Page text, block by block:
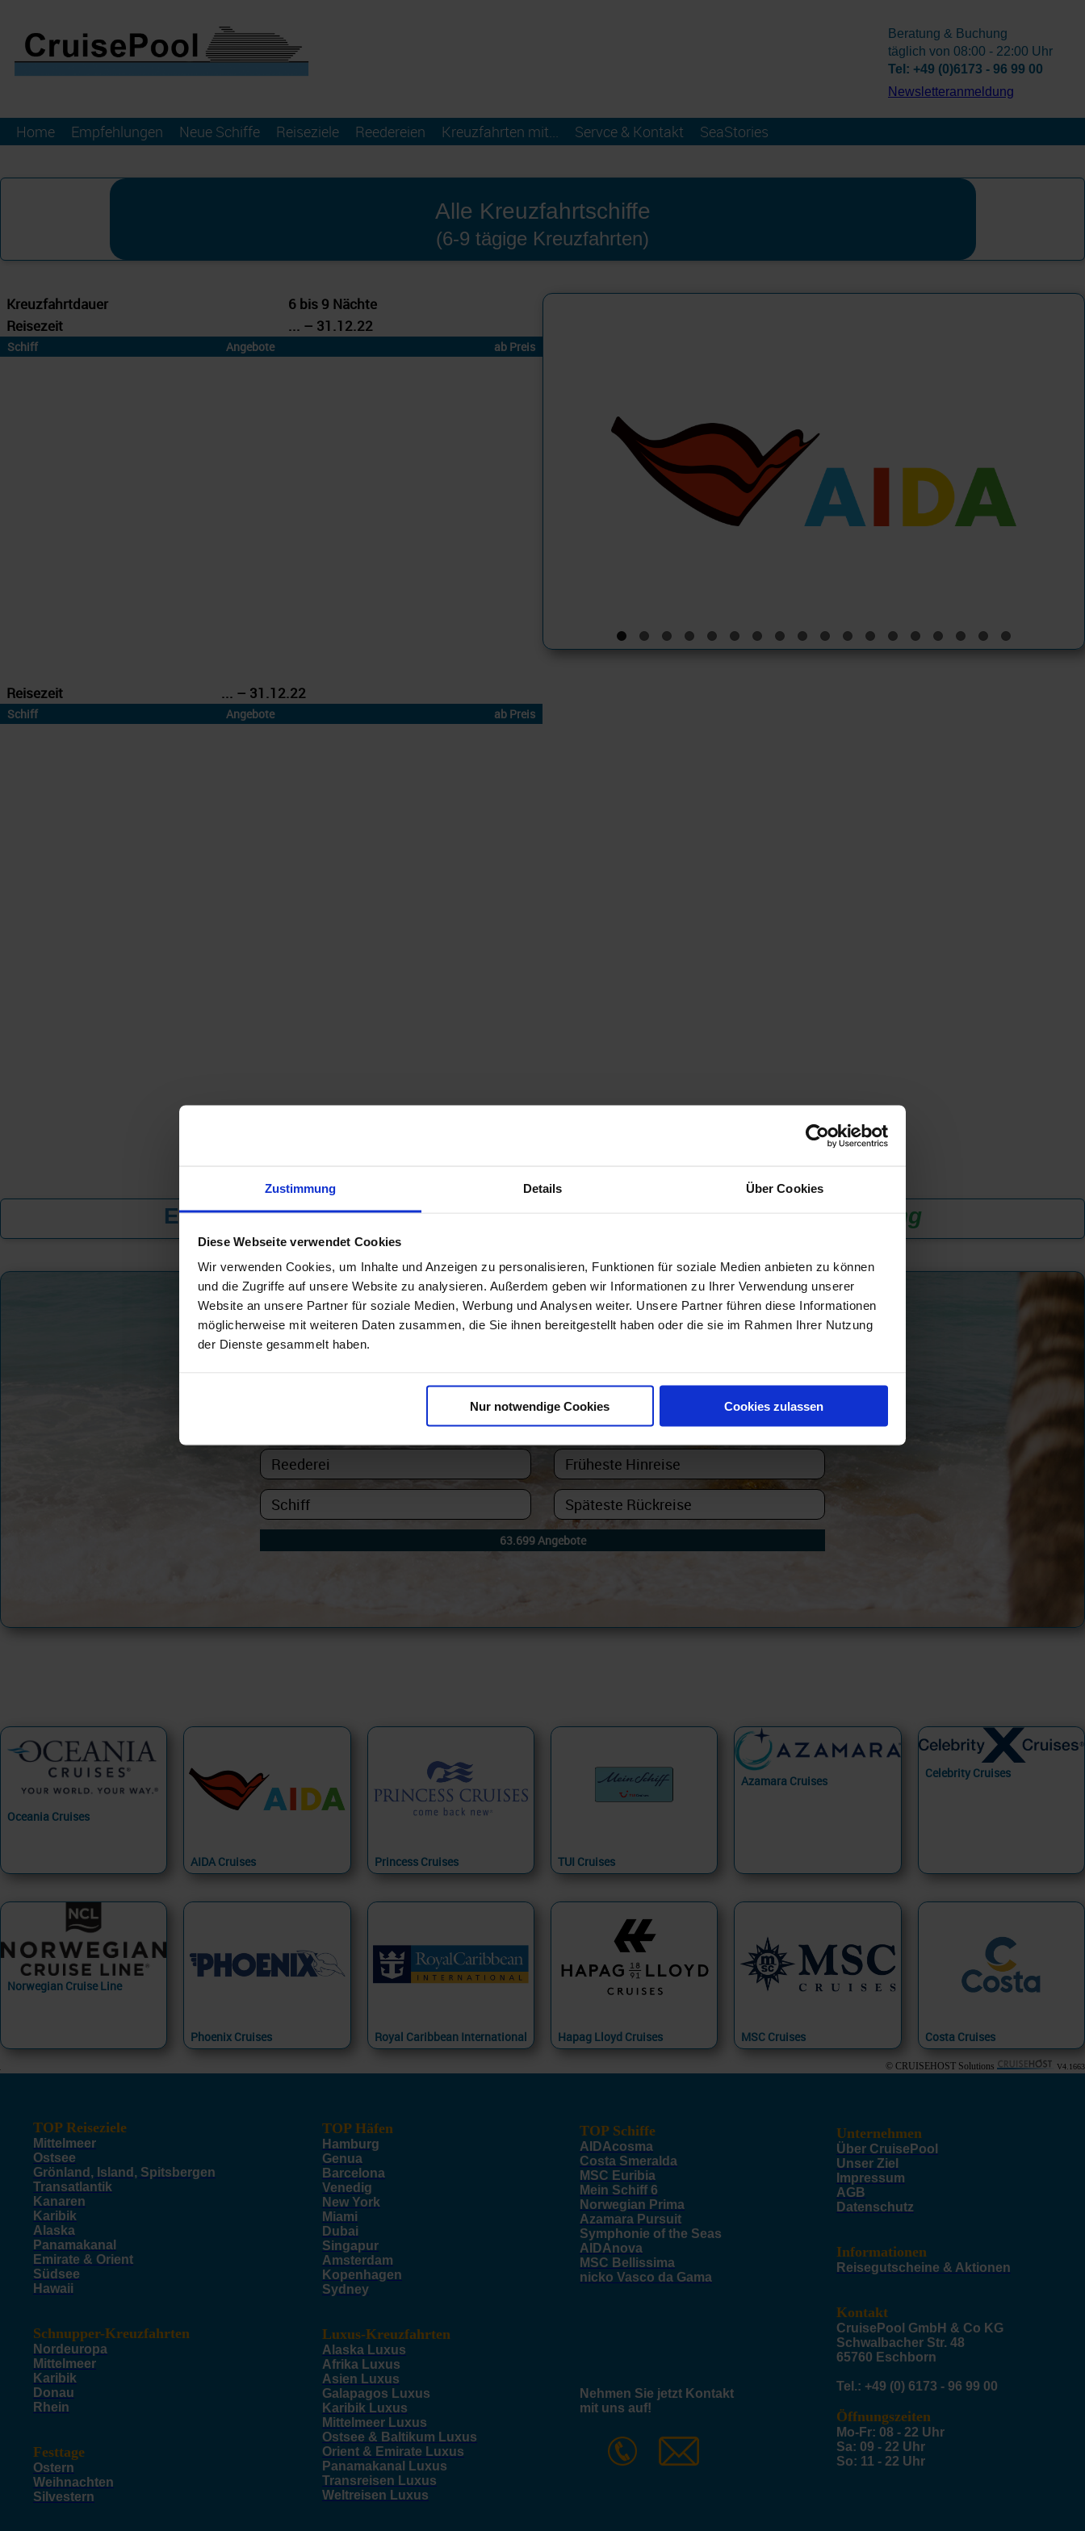
Zustimmung Details Über Cookies
Diese Webseite verwendet Cookies
Wir verwenden Cookies, um Inhalte und Anzeigen zu personalisieren, Funktionen für soziale Medien anbieten zu können
und die Zugriffe auf unsere Website zu analysieren. Außerdem geben wir Informationen zu Ihrer Verwendung unserer
Website an unsere Partner für soziale Medien, Werbung und Analysen weiter. Unsere Partner führen diese Informationen
möglicherweise mit weiteren Daten zusammen, die Sie ihnen bereitgestellt haben oder die sie im Rahmen Ihrer Nutzung
der Dienste gesammelt haben.
Nur notwendige Cookies Cookies zulassen
Home Empfehlungen Neue Schiffe Reiseziele Reedereien Kreuzfahrten mit... Servce & Kontakt SeaStories
Beratung & Buchung
täglich von 08:00 - 22:00 Uhr
Tel: +49 (0)6173 - 96 99 00
­Newsletteranmeldung
Alle Kreuzfahrtschiffe
(6-9 tägige Kreuzfahrten)
Kreuzfahrtdauer
6 bis 9 Nächte
Reisezeit
... – 31.12.22
Schiff Angebote ab Preis
Reisezeit ... – 31.12.22
Schiff Angebote ab Preis
Exklusive Angebote nur für Newsletter - Abonnenten zur Anmeldung
KREUZFAHRT FINDEN
NUR PAKETE
Oceania Cruises
AIDA Cruises Princess Cruises TUI Cruises
Azamara Cruises
Celebrity Cruises
Norwegian Cruise Line
Phoenix Cruises Royal Caribbean International Hapag Lloyd Cruises MSC Cruises Costa Cruises
© CRUISEHOST Solutions V4.1663
TOP Reiseziele
Mittelmeer
Ostsee
Grönland, Island, Spitsbergen
Transatlantik
Kanaren
Karibik
Alaska
Panamakanal
Emirate & Orient
Südsee
Hawaii
Schnupper-Kreuzfahrten
Nordeuropa
Mittelmeer
Karibik
Donau
Rhein
Festtage
Ostern
Weihnachten
Silvestern
TOP Häfen
Hamburg
Genua
Barcelona
Venedig
New York
Miami
Dubai
Singapur
Amsterdam
Kopenhagen
Sydney
Luxus-Kreuzfahrten
Alaska Luxus
Afrika Luxus
Asien Luxus
Galapagos Luxus
Karibik Luxus
Mittelmeer Luxus
Ostsee & Baltikum Luxus
Orient & Emirate Luxus
Panamakanal Luxus
Transreisen Luxus
Weltreisen Luxus
TOP Schiffe
AIDAcosma
Costa Smeralda
MSC Euribia
Mein Schiff 6
Norwegian Prima
Azamara Pursuit
Symphonie of the Seas
AIDAnova
MSC Bellissima
nicko Vasco da Gama
Nehmen Sie jetzt Kontakt
mit uns auf!
Unternehmen
Über CruisePool
Unser Ziel
Impressum
AGB
Datenschutz
Informationen
Reisegutscheine & Aktionen
Kontakt
CruisePool GmbH & Co KG
Schwalbacher Str. 48
65760 Eschborn
Tel.: +49 (0) 6173 - 96 99 00
Öffnungszeiten
Mo-Fr: 08 - 22 Uhr
Sa: 09 - 22 Uhr
So: 11 - 22 Uhr